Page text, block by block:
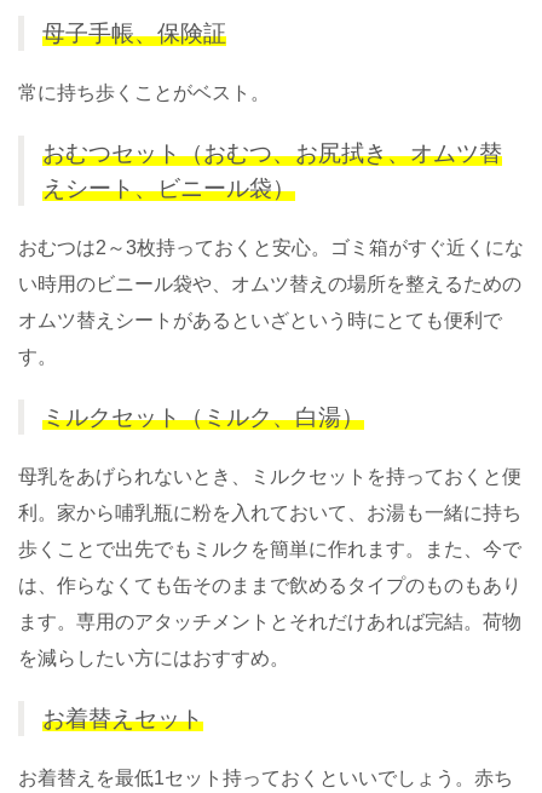
母子手帳、保険証
常に持ち歩くことがベスト。
おむつセット（おむつ、お尻拭き、オムツ替
えシート、ビニール袋）
おむつは2～3枚持っておくと安心。ゴミ箱がすぐ近くにな
い時用のビニール袋や、オムツ替えの場所を整えるための
オムツ替えシートがあるといざという時にとても便利で
す。
ミルクセット（ミルク、白湯）
母乳をあげられないとき、ミルクセットを持っておくと便
利。家から哺乳瓶に粉を入れておいて、お湯も一緒に持ち
歩くことで出先でもミルクを簡単に作れます。また、今で
は、作らなくても缶そのままで飲めるタイプのものもあり
ます。専用のアタッチメントとそれだけあれば完結。荷物
を減らしたい方にはおすすめ。
お着替えセット
お着替えを最低1セット持っておくといいでしょう。赤ち